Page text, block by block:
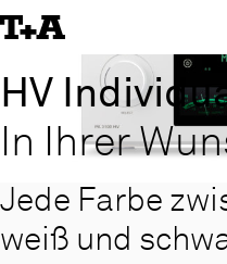
to
HV
In Ihrer
Jede Farbe
weiß und